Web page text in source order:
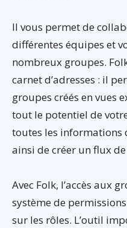
Il vous permet de
différentes équipes et
nombreux groupes.
carnet d’adresses : il
groupes créés en vues
tout le potentiel de
toutes les informations
ainsi de créer un flux
Avec Folk, l’accès aux
système de
sur les rôles. L’outil